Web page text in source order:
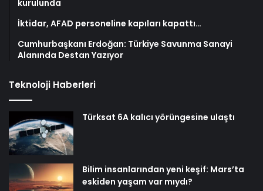
kurulunda
İktidar, AFAD personeline kapıları kapattı…
Cumhurbaşkanı Erdoğan: Türkiye Savunma Sanayi
Alanında Destan Yazıyor
Teknoloji Haberleri
Türksat 6A kalıcı yörüngesine ulaştı
Bilim insanlarından yeni keşif: Mars’ta
eskiden yaşam var mıydı?